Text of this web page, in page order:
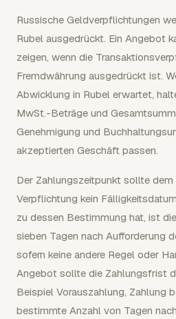
Russische Geldverpflichtungen
Rubel ausgedrückt. Ein Angebot
zeigen, wenn die
Fremdwährung ausgedrückt ist.
Abwicklung in Rubel erwartet,
MwSt.-Beträge und
Genehmigung und
akzeptierten Geschäft passen.
Der Zahlungszeitpunkt sollte dem
Verpflichtung kein
zu dessen Bestimmung hat, ist
sieben Tagen nach Aufforderung
sofern keine andere Regel oder
Angebot sollte die Zahlungsfrist
Beispiel Vorauszahlung, Zahlung
bestimmte Anzahl von Tagen